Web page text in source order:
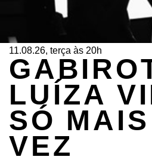
11.08.26, terça às 20h
LUÍZA
SÓ
VEZ